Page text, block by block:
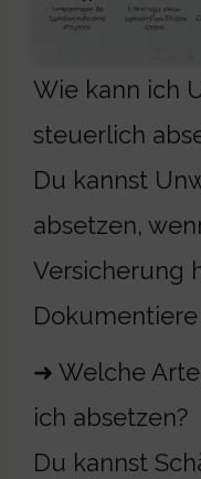
Wie kann ich
steuerlich
Du kannst
absetzen,
Versicherung
➜ Welche
ich absetzen?
Du kannst